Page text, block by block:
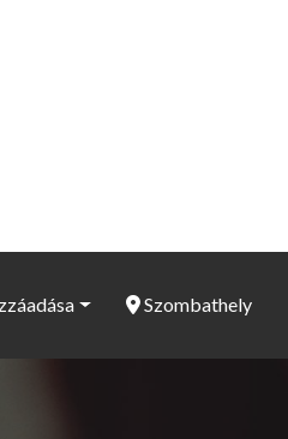
Szombathely